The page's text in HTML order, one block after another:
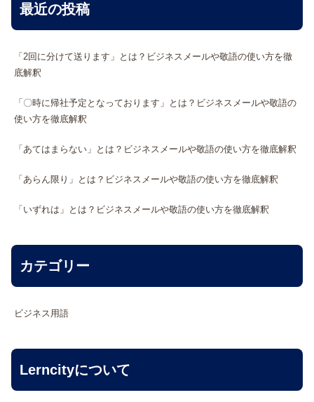
最近の投稿
「2回に分けて送ります」とは？ビジネスメールや敬語の使い方を徹
底解釈
「〇時に帰社予定となっております」とは？ビジネスメールや敬語の
使い方を徹底解釈
「あてはまらない」とは？ビジネスメールや敬語の使い方を徹底解釈
「あらん限り」とは？ビジネスメールや敬語の使い方を徹底解釈
「いずれは」とは？ビジネスメールや敬語の使い方を徹底解釈
カテゴリー
ビジネス用語
Lerncityについて